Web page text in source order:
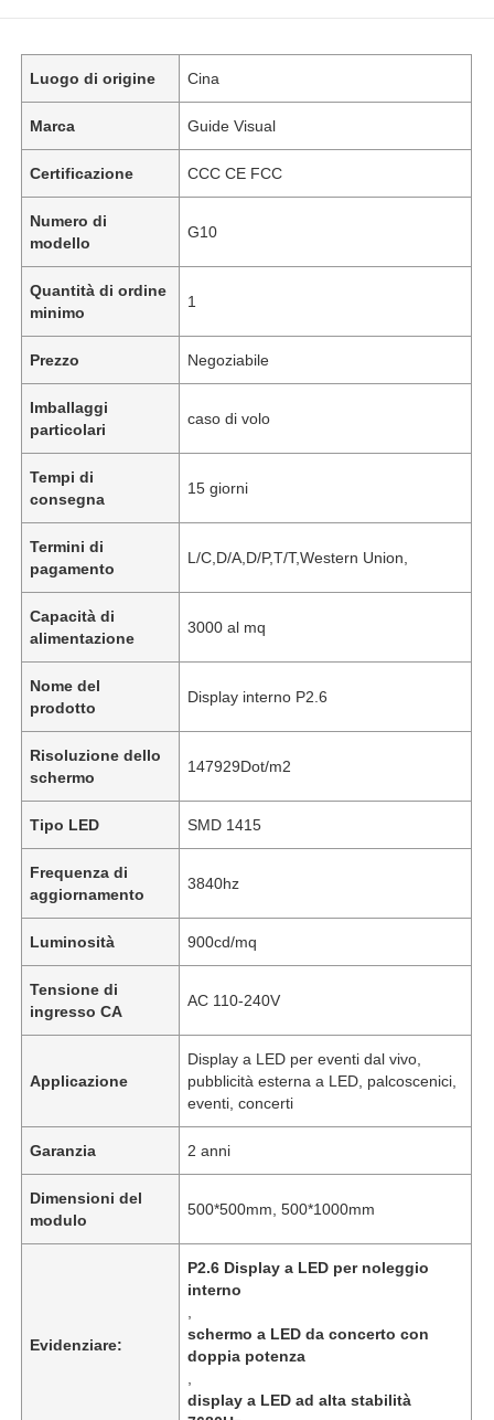
Luogo di origine Cina
Marca Guide Visual
Certificazione CCC CE FCC
Numero di
modello
G10
Quantità di ordine
minimo
1
Prezzo Negoziabile
Imballaggi
particolari
caso di volo
Tempi di
consegna
15 giorni
Termini di
pagamento
L/C,D/A,D/P,T/T,Western Union,
Capacità di
alimentazione
3000 al mq
Nome del
prodotto
Display interno P2.6
Risoluzione dello
schermo
147929Dot/m2
Tipo LED SMD 1415
Frequenza di
aggiornamento
3840hz
Luminosità 900cd/mq
Tensione di
ingresso CA
AC 110-240V
Applicazione
Display a LED per eventi dal vivo,
pubblicità esterna a LED, palcoscenici,
eventi, concerti
Garanzia 2 anni
Dimensioni del
modulo
500*500mm, 500*1000mm
Evidenziare:
P2.6 Display a LED per noleggio
interno
schermo a LED da concerto con
doppia potenza
display a LED ad alta stabilità